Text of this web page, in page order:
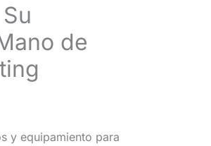
de
y equipamiento para